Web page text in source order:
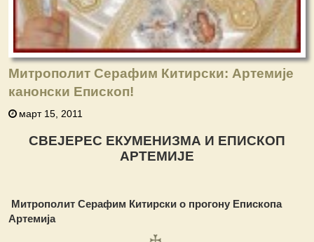
Митрополит Серафим Китирски: Артемије
канонски Епископ!
март 15, 2011
СВЕЈЕРЕС ЕКУМЕНИЗМА И ЕПИСКОП
АРТЕМИЈЕ
Митрополит Серафим Китирски о прогону Епископа
Артемија